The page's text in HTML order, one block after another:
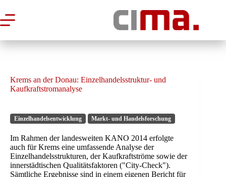
Inhalt
springen
Krems an der Donau: Einzelhandelsstruktur- und
Kaufkraftstromanalyse
Einzelhandelsentwicklung Markt- und Handelsforschung
Im Rahmen der landesweiten KANO 2014 erfolgte
auch für Krems eine umfassende Analyse der
Einzelhandelsstrukturen, der Kaufkraftströme sowie der
innerstädtischen Qualitätsfaktoren ("City-Check").
Sämtliche Ergebnisse sind in einem eigenen Bericht für